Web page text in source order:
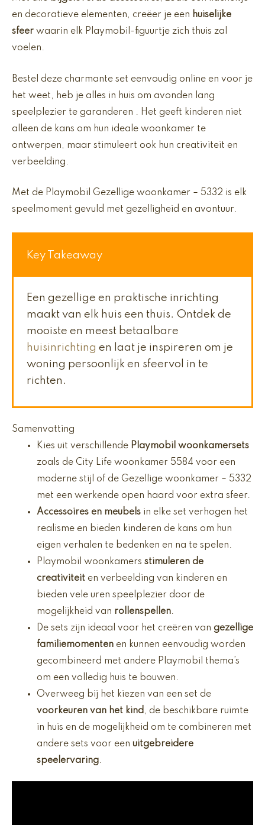
en decoratieve elementen, creëer je een huiselijke
sfeer waarin elk Playmobil-figuurtje zich thuis zal
voelen.
Bestel deze charmante set eenvoudig online en voor je
het weet, heb je alles in huis om avonden lang
speelplezier te garanderen . Het geeft kinderen niet
alleen de kans om hun ideale woonkamer te
ontwerpen, maar stimuleert ook hun creativiteit en
verbeelding.
Met de Playmobil Gezellige woonkamer – 5332 is elk
speelmoment gevuld met gezelligheid en avontuur.
Key Takeaway
Een gezellige en praktische inrichting
maakt van elk huis een thuis. Ontdek de
mooiste en meest betaalbare
huisinrichting en laat je inspireren om je
woning persoonlijk en sfeervol in te
richten.
Samenvatting
Kies uit verschillende Playmobil woonkamersets
zoals de City Life woonkamer 5584 voor een
moderne stijl of de Gezellige woonkamer – 5332
met een werkende open haard voor extra sfeer.
Accessoires en meubels in elke set verhogen het
realisme en bieden kinderen de kans om hun
eigen verhalen te bedenken en na te spelen.
Playmobil woonkamers stimuleren de
creativiteit en verbeelding van kinderen en
bieden vele uren speelplezier door de
mogelijkheid van rollenspellen.
De sets zijn ideaal voor het creëren van gezellige
familiemomenten en kunnen eenvoudig worden
gecombineerd met andere Playmobil thema’s
om een volledig huis te bouwen.
Overweeg bij het kiezen van een set de
voorkeuren van het kind , de beschikbare ruimte
in huis en de mogelijkheid om te combineren met
andere sets voor een uitgebreidere
speelervaring.